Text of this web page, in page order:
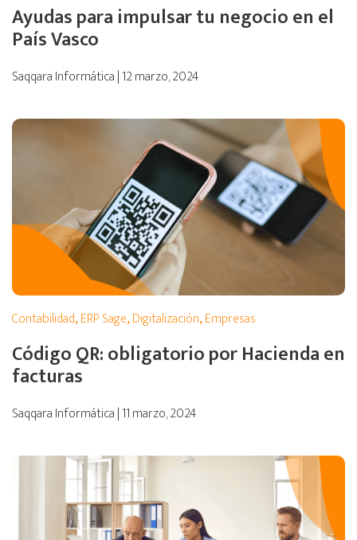
Ayudas para impulsar tu negocio en el
País Vasco
Saqqara Informática | 12 marzo, 2024
Contabilidad,ERP Sage,Digitalización,Empresas
Código QR: obligatorio por Hacienda en
facturas
Saqqara Informática | 11 marzo, 2024